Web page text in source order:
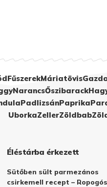
FűszerekMáriatövis
NarancsŐszibarack
PadlizsánPaprika
UborkaZellerZöldbab
Éléstárba érkezett
Sütőben sült parmezános
csirkemell recept – Ropogós